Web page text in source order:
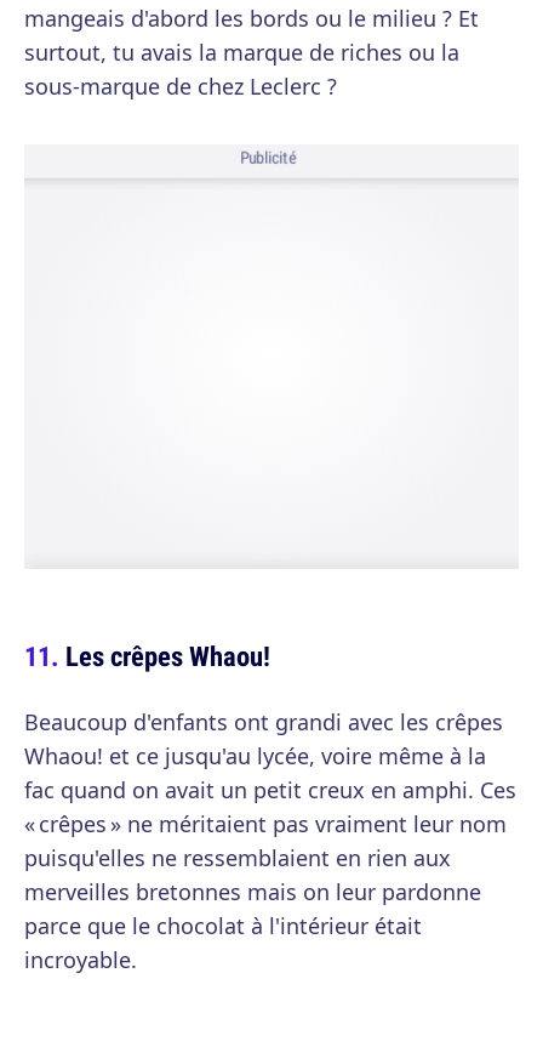
mangeais d'abord les bords ou le milieu ? Et
surtout, tu avais la marque de riches ou la
sous-marque de chez Leclerc ?
Publicité
Les crêpes Whaou!
Beaucoup d'enfants ont grandi avec les crêpes
Whaou! et ce jusqu'au lycée, voire même à la
fac quand on avait un petit creux en amphi. Ces
« crêpes » ne méritaient pas vraiment leur nom
puisqu'elles ne ressemblaient en rien aux
merveilles bretonnes mais on leur pardonne
parce que le chocolat à l'intérieur était
incroyable.